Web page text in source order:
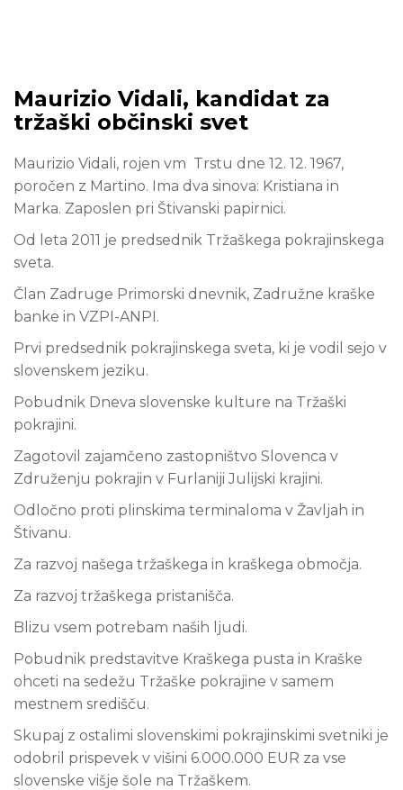
Maurizio Vidali, kandidat za
tržaški občinski svet
Maurizio Vidali, rojen vm Trstu dne 12. 12. 1967,
poročen z Martino. Ima dva sinova: Kristiana in
Marka. Zaposlen pri Štivanski papirnici.
Od leta 2011 je predsednik Tržaškega pokrajinskega
sveta.
Član Zadruge Primorski dnevnik, Zadružne kraške
banke in VZPI-ANPI.
Prvi predsednik pokrajinskega sveta, ki je vodil sejo v
slovenskem jeziku.
Pobudnik Dneva slovenske kulture na Tržaški
pokrajini.
Zagotovil zajamčeno zastopništvo Slovenca v
Združenju pokrajin v Furlaniji Julijski krajini.
Odločno proti plinskima terminaloma v Žavljah in
Štivanu.
Za razvoj našega tržaškega in kraškega območja.
Za razvoj tržaškega pristanišča.
Blizu vsem potrebam naših ljudi.
Pobudnik predstavitve Kraškega pusta in Kraške
ohceti na sedežu Tržaške pokrajine v samem
mestnem središču.
Skupaj z ostalimi slovenskimi pokrajinskimi svetniki je
odobril prispevek v višini 6.000.000 EUR za vse
slovenske višje šole na Tržaškem.